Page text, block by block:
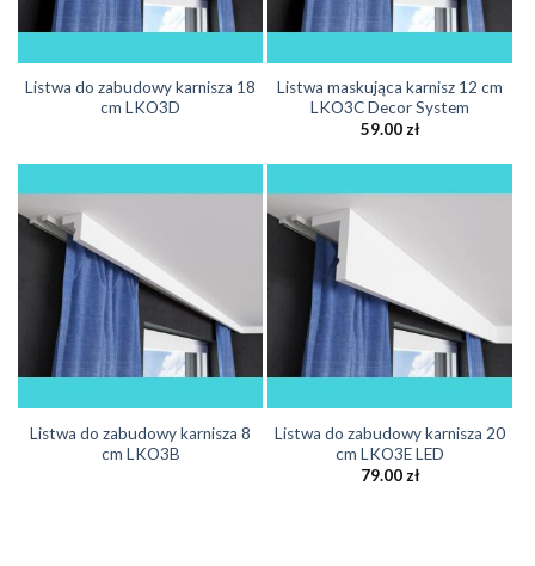
Listwa do zabudowy karnisza 18
cm LKO3D
Listwa maskująca karnisz 12 cm
LKO3C Decor System
59.00zł
Listwa do zabudowy karnisza 8
cm LKO3B
Listwa do zabudowy karnisza 20
cm LKO3E LED
79.00 zł